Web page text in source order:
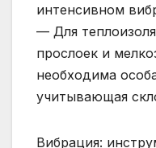
интенсивном
— Для
прослоек и
необходима
учитывающая
Вибрация: